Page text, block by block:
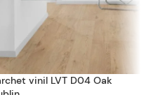
vinil LVT D04 Oak